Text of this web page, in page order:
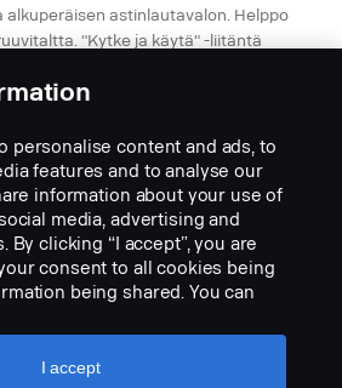
alkuperäisen astinlautavalon. Helppo
"Kytke ja käytä" -liitäntä
kuorma-autoihin, joihin on
personalise content and ads, to
features and to analyse our
information about your use of
media, advertising and
By clicking “I accept”, you are
consent to all cookies being
being shared. You can
the categories you’d like to
detailed explanation of how we
I accept